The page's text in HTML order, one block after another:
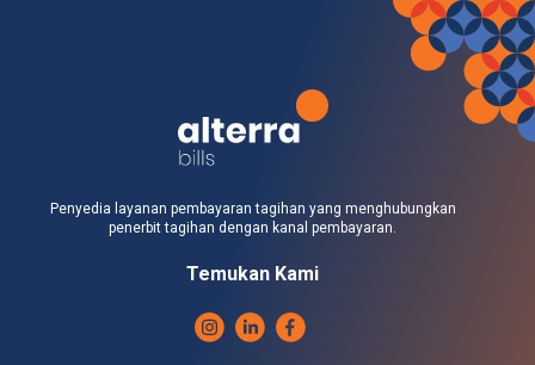
Penyedia layanan pembayaran tagihan yang menghubungkan
penerbit tagihan dengan kanal pembayaran.
Temukan Kami